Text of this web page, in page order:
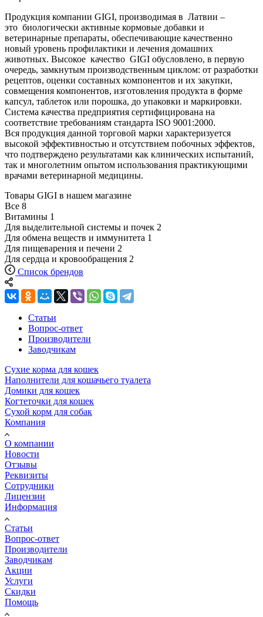
Продукция компании GIGI, производимая в Латвии –
это биологически активные кормовые добавки и
ветеринарные препараты, обеспечивающие качественно
новый уровень профилактики и лечения домашних
животных. Высокое качество GIGI обусловлено, в первую
очередь, замкнутым производственным циклом: от разработки
рецептов, оценки составных компонентов и их закупки,
совмещения компонентов, изготовления продукта в форме
капсул, таблеток или порошка, до упаковки и маркировки.
Система качества предприятия сертифицирована на
соответствие требованиям стандарта ISO 9001:2000.
Вся продукция данной торговой марки характеризуется
высокой эффективностью и отсутствием побочных эффектов,
что подтверждено результатами как клинических испытаний,
так и многолетним опытом использования практикующими
врачами ветеринарной медицины.
Товары GIGI в нашем магазине
Все 8
Витамины 1
Для выделительной системы и почек 2
Для обмена веществ и иммунитета 1
Для пищеварения и печени 2
Для сердца и кровообращения 2
Список брендов
Статьи
Вопрос-ответ
Производители
Заводчикам
Сухие корма для кошек
Наполнители для кошачьего туалета
Домики для кошек
Когтеточки для кошек
Сухой корм для собак
Компания
О компании
Новости
Отзывы
Реквизиты
Сотрудники
Лицензии
Информация
Статьи
Вопрос-ответ
Производители
Заводчикам
Акции
Услуги
Скидки
Помощь